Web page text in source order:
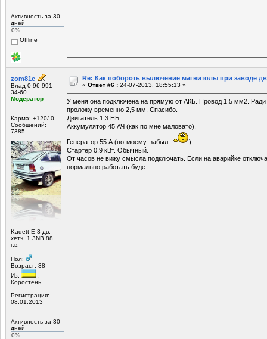
Активность за 30
дней
0%
Offline
zom81e
Влад 0-96-991-
34-60
Модератор
Карма: +120/-0
Сообщений:
7385
Kadett E 3-дв.
хетч. 1.3NB 88
г.в.
Пол:
Возраст: 38
Из:
Коростень
Регистрация:
08.01.2013
Активность за 30
дней
0%
Re: Как побороть вылючение магнитолы при заводе
« Ответ #6 : 24-07-2013, 18:55:13 »
У меня она подключена на прямую от АКБ. Провод 1,5 мм2. Ради
проложу временно 2,5 мм. Спасибо.
Двигатель 1,3 НБ.
Аккумулятор 45 АЧ (как по мне маловато).
Генератор 55 А (по-моему. забыл
).
Стартер 0,9 кВт. Обычный.
От часов не вижу смысла подключать. Если на аварийке
нормально работать будет.